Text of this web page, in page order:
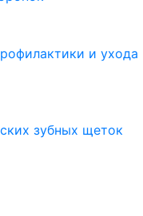
и ухода
зубных щеток